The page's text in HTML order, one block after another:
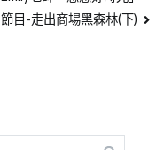
節目-走出商場黑森林(下)